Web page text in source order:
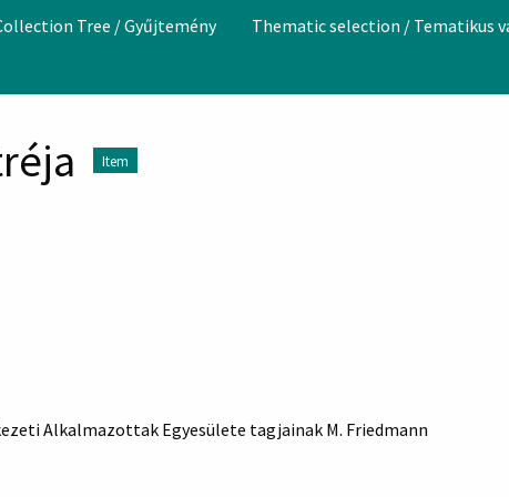
Tree / Gyűjtemény
Thematic selection / Tematikus
Item
Alkalmazottak Egyesülete tagjainak M. Friedmann